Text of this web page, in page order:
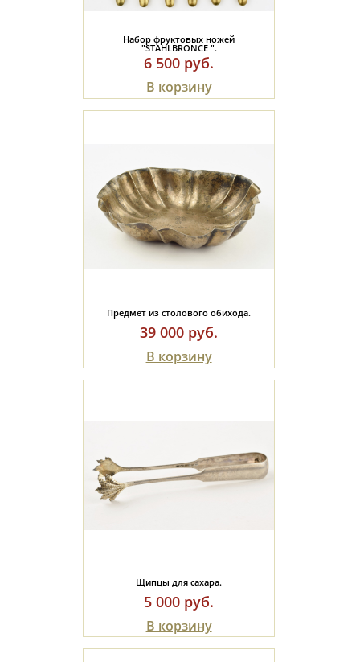
Набор фруктовых ножей
"STAHLBRONCE ".
6 500 руб.
В корзину
Предмет из столового обихода.
39 000 руб.
В корзину
Щипцы для сахара.
5 000 руб.
В корзину